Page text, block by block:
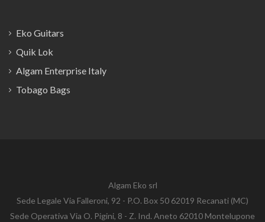
Eko Guitars
Quik Lok
Algam Enterprise Italy
Tobago Bags
Algam Eko srl
Sede Legale Via Falleroni, 92 - P.O. Box 50 62019 Recanati (MC)
Sede Operativa Via O. Pigini, 8 - Z. Ind. Aneto 62010 Montelupone